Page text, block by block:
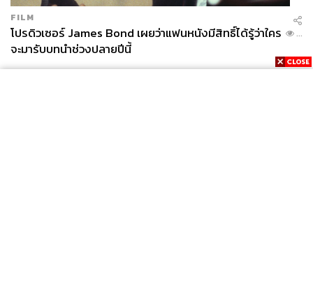
FILM
โปรดิวเซอร์ James Bond เผยว่าแฟนหนังมีสิทธิ์ได้รู้ว่าใคร
จะมารับบทนำช่วงปลายปีนี้
...